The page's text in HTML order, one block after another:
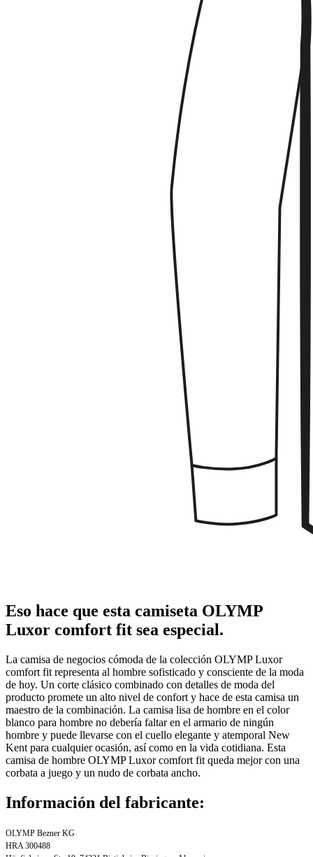
Eso hace que esta camiseta OLYMP
Luxor comfort fit sea especial.
La camisa de negocios cómoda de la colección OLYMP Luxor
comfort fit representa al hombre sofisticado y consciente de la moda
de hoy. Un corte clásico combinado con detalles de moda del
producto promete un alto nivel de confort y hace de esta camisa un
maestro de la combinación. La camisa lisa de hombre en el color
blanco para hombre no debería faltar en el armario de ningún
hombre y puede llevarse con el cuello elegante y atemporal New
Kent para cualquier ocasión, así como en la vida cotidiana. Esta
camisa de hombre OLYMP Luxor comfort fit queda mejor con una
corbata a juego y un nudo de corbata ancho.
Información del fabricante:
OLYMP Bezner KG
HRA 300488